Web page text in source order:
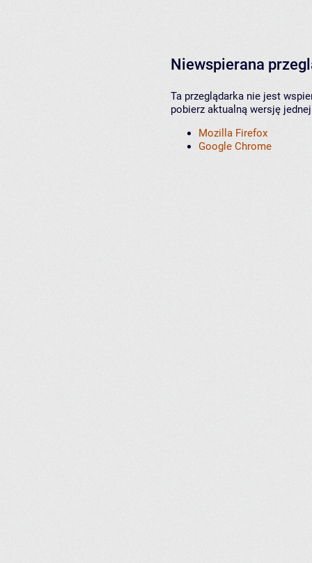
Niewspierana
Ta przeglądarka nie jest
pobierz aktualną wersję
Mozilla Firefox
Google Chrome